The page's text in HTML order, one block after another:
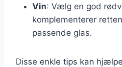
Vin: Vælg en god
komplementerer
passende glas.
Disse enkle tips kan